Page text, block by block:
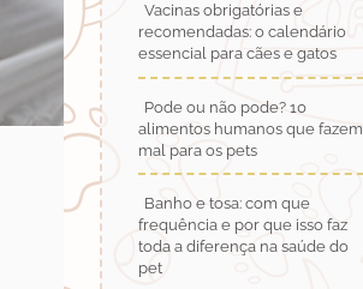
Vacinas obrigatórias e
recomendadas: o calendário
essencial para cães e gatos
Pode ou não pode? 10
alimentos humanos que fazem
mal para os pets
Banho e tosa: com que
frequência e por que isso faz
toda a diferença na saúde do
pet